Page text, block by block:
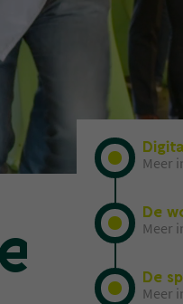
Meer
De
Meer
De
Meer